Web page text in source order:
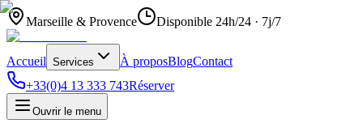
Marseille & Provence Disponible 24h/24 · 7j/7
Accueil Services À proposBlogContact
+33(0)4 13 333 743Réserver
Ouvrir le menu